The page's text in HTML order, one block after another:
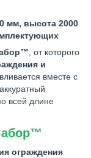
мм, высота 2000
, от которого
и
вместе с
всей длине
ограждения